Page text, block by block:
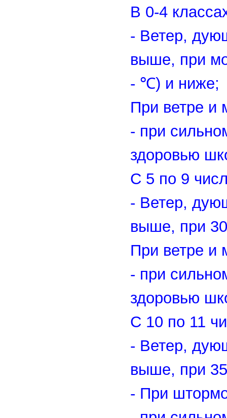
В 0-4
- Ветер,
выше, при
- ℃) и ниже;
При ветре и
- при
здоровью
С 5 по 9
- Ветер,
выше, при
При ветре и
- при
здоровью
С 10 по 11
- Ветер,
выше, при
- При